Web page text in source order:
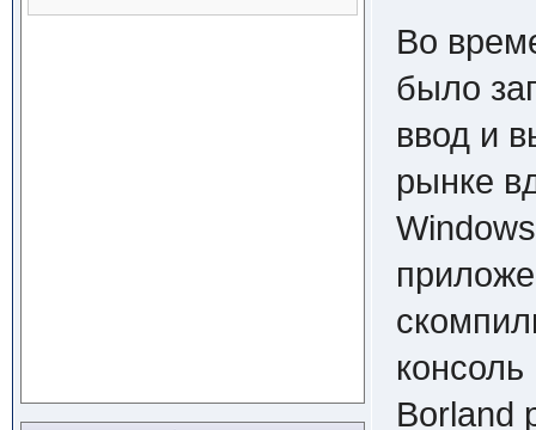
Во
было
ввод и
рынке
Borland